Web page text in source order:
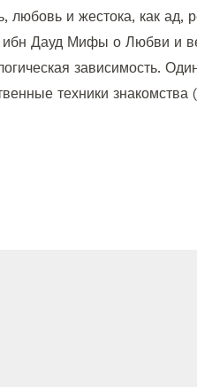
любовь и жестока, как
Дауд Мифы о Любви и
зависимость.
техники знакомства